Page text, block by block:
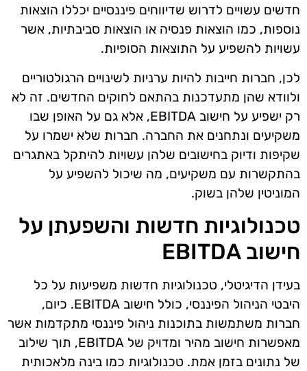
חדשים עשויים לדרוש שדיווחים פיננסיים יכללו הוצאות
נוספות, כמו הוצאות פנסיה או הוצאות סביבתיות, אשר
עשויות להשפיע על התוצאות הסופיות.
לכן, חברות חייבות להיות ערניות לשינויים הרגולטוריים
ולוודא שהן מתעדכנות בהתאם לחוקים החדשים. זה לא
רק ישפיע על חישוב EBITDA, אלא גם על האופן שבו
משקיעים ונתחנים את החברה. חברות שלא ישמרו על
שקיפות ודיוק בחישובים שלהן עשויות להיתקל באתגרים
בהתקשרות עם משקיעים, מה שיכול להשפיע על
המוניטין שלהן בשוק.
טכנולוגיות חדשות והשפעתן על
חישוב EBITDA
בעידן הדיגיטלי, טכנולוגיות חדשות משפיעות על כל
היבטי הניהול הפיננסי, כולל חישוב EBITDA. כיום,
חברות משתמשות בתוכנות ניהול פיננסי מתקדמות אשר
מאפשרות חישוב מהיר ומדויק של EBITDA, תוך שילוב
של נתונים בזמן אמת. טכנולוגיות כמו בינה מלאכותית